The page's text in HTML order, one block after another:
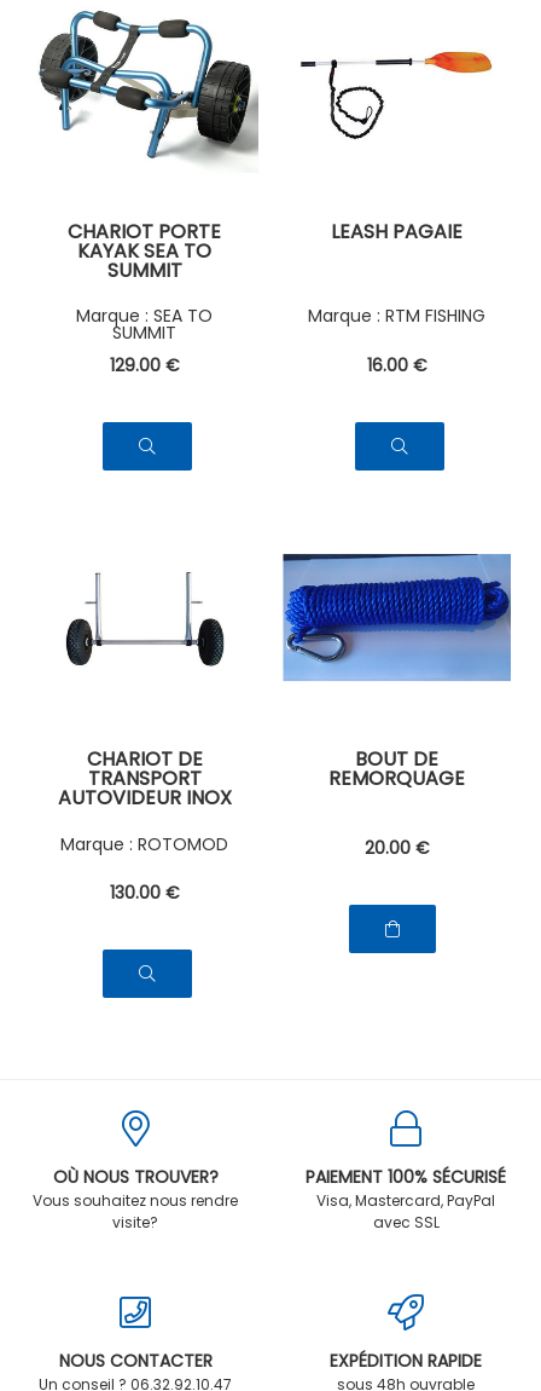
CHARIOT PORTE
KAYAK SEA TO
SUMMIT
SEA TO
SUMMIT
129.00 €
LEASH PAGAIE
RTM FISHING
16.00 €
CHARIOT DE
TRANSPORT
AUTOVIDEUR INOX
ROTOMOD
130.00 €
BOUT DE
REMORQUAGE
20.00 €
OÙ NOUS TROUVER?
Vous souhaitez nous rendre
visite?
PAIEMENT 100% SÉCURISÉ
Visa, Mastercard, PayPal
avec SSL
NOUS CONTACTER
Un conseil ? 06.32.92.10.47
EXPÉDITION RAPIDE
sous 48h ouvrable